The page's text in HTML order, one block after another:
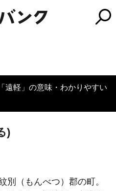
「遠軽」の意味・わかりやすい
)
別（もんべつ）郡の町。